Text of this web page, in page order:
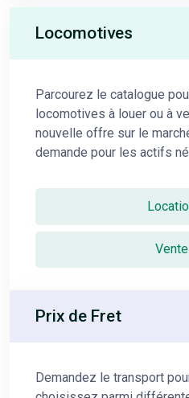
Locomotives
Parcourez le catalogue
locomotives à louer ou à
nouvelle offre sur le
demande pour les actifs
Vente
Prix de Fret
Demandez le transport